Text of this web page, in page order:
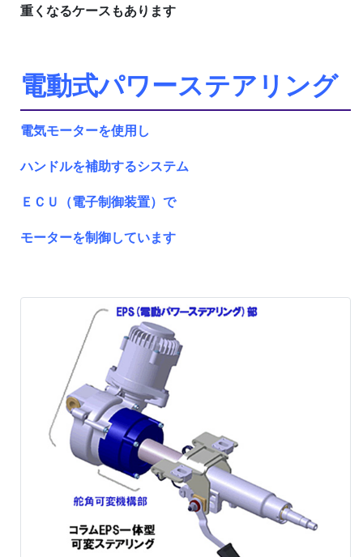
重くなるケースもあります
電動式パワーステアリング
電気モーターを使用し
ハンドルを補助するシステム
ＥＣＵ（電子制御装置）で
モーターを制御しています